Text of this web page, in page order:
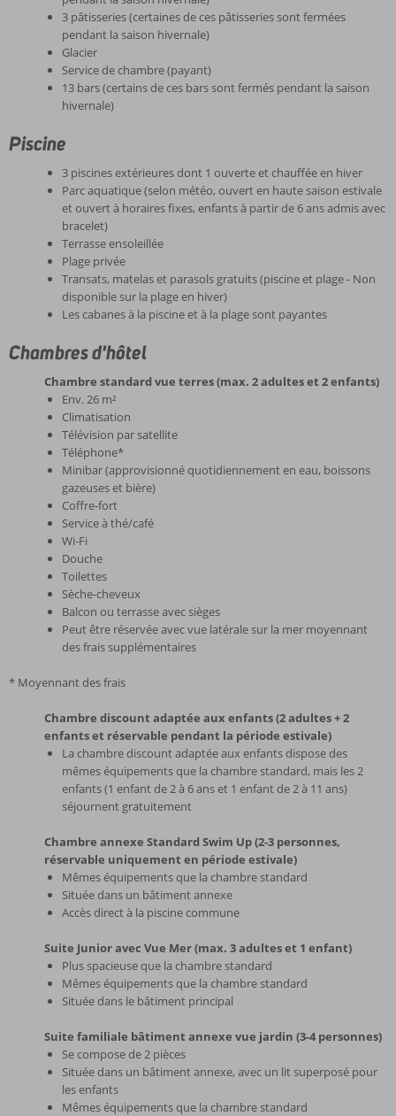
3 pâtisseries (certaines de ces pâtisseries sont fermées
pendant la saison hivernale)
Glacier
Service de chambre (payant)
13 bars (certains de ces bars sont fermés pendant la saison
hivernale)
Piscine
3 piscines extérieures dont 1 ouverte et chauffée en hiver
Parc aquatique (selon météo, ouvert en haute saison estivale
et ouvert à horaires fixes, enfants à partir de 6 ans admis avec
bracelet)
Terrasse ensoleillée
Plage privée
Transats, matelas et parasols gratuits (piscine et plage - Non
disponible sur la plage en hiver)
Les cabanes à la piscine et à la plage sont payantes
Chambres d'hôtel
Chambre standard vue terres (max. 2 adultes et 2 enfants)
Env. 26 m²
Climatisation
Télévision par satellite
Téléphone*
Minibar (approvisionné quotidiennement en eau, boissons
gazeuses et bière)
Coffre-fort
Service à thé/café
Wi-Fi
Douche
Toilettes
Sèche-cheveux
Balcon ou terrasse avec sièges
Peut être réservée avec vue latérale sur la mer moyennant
des frais supplémentaires
* Moyennant des frais
Chambre discount adaptée aux enfants (2 adultes + 2
enfants et réservable pendant la période estivale)
La chambre discount adaptée aux enfants dispose des
mêmes équipements que la chambre standard, mais les 2
enfants (1 enfant de 2 à 6 ans et 1 enfant de 2 à 11 ans)
séjournent gratuitement
Chambre annexe Standard Swim Up (2-3 personnes,
réservable uniquement en période estivale)
Mêmes équipements que la chambre standard
Située dans un bâtiment annexe
Accès direct à la piscine commune
Suite Junior avec Vue Mer (max. 3 adultes et 1 enfant)
Plus spacieuse que la chambre standard
Mêmes équipements que la chambre standard
Située dans le bâtiment principal
Suite familiale bâtiment annexe vue jardin (3-4 personnes)
Se compose de 2 pièces
Située dans un bâtiment annexe, avec un lit superposé pour
les enfants
Mêmes équipements que la chambre standard